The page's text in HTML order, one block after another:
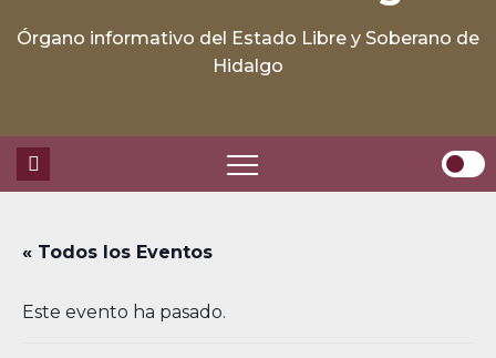
Órgano informativo del Estado Libre y Soberano de
Hidalgo
« Todos los Eventos
Este evento ha pasado.